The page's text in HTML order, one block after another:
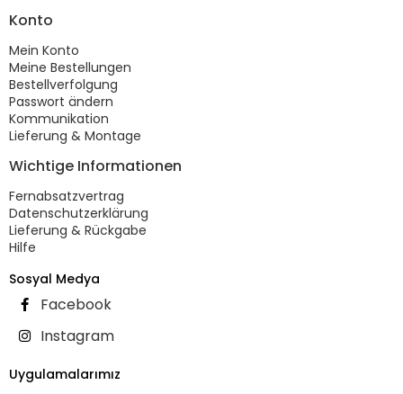
Konto
Mein Konto
Meine Bestellungen
Bestellverfolgung
Passwort ändern
Kommunikation
Lieferung & Montage
Wichtige Informationen
Fernabsatzvertrag
Datenschutzerklärung
Lieferung & Rückgabe
Hilfe
Sosyal Medya
Facebook
Instagram
Uygulamalarımız